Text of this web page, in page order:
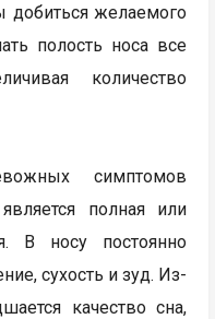
добиться желаемого
полость носа все
количество
симптомов
полная или
В носу постоянно
сухость и зуд. Из-
качество сна,